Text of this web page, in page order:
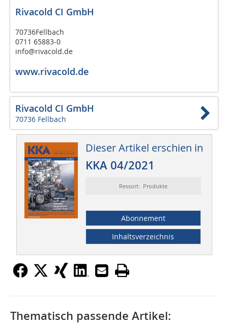
Rivacold CI GmbH
70736Fellbach
0711 65883-0
info@rivacold.de
www.rivacold.de
Rivacold CI GmbH
70736 Fellbach
Dieser Artikel erschien in
KKA 04/2021
Ressort: Produkte
Abonnement
Inhaltsverzeichnis
Thematisch passende Artikel: